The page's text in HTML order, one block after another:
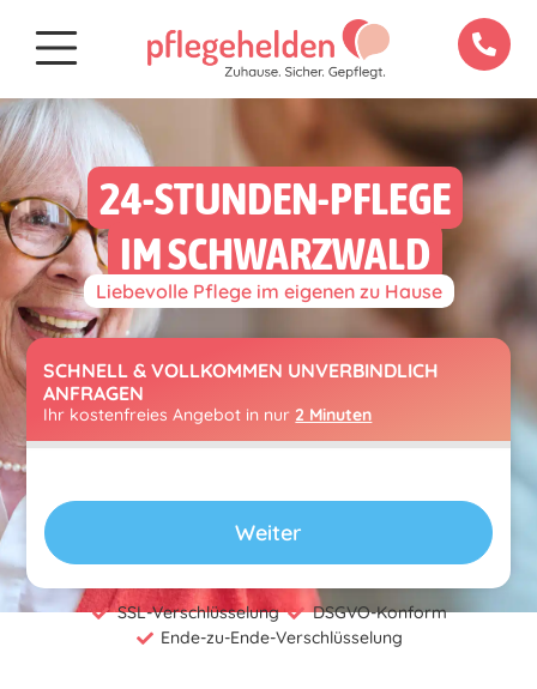
24-STUNDEN-PFLEGE
IM SCHWARZWALD
Liebevolle Pflege im eigenen zu Hause
SCHNELL & VOLLKOMMEN UNVERBINDLICH
ANFRAGEN
Ihr kostenfreies Angebot in nur 2 Minuten
Weiter
SSL-Verschlüsselung
DSGVO-Konform
Ende-zu-Ende-Verschlüsselung